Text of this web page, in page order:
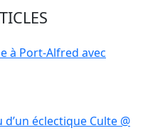
à Port-Alfred avec
éclectique Culte @